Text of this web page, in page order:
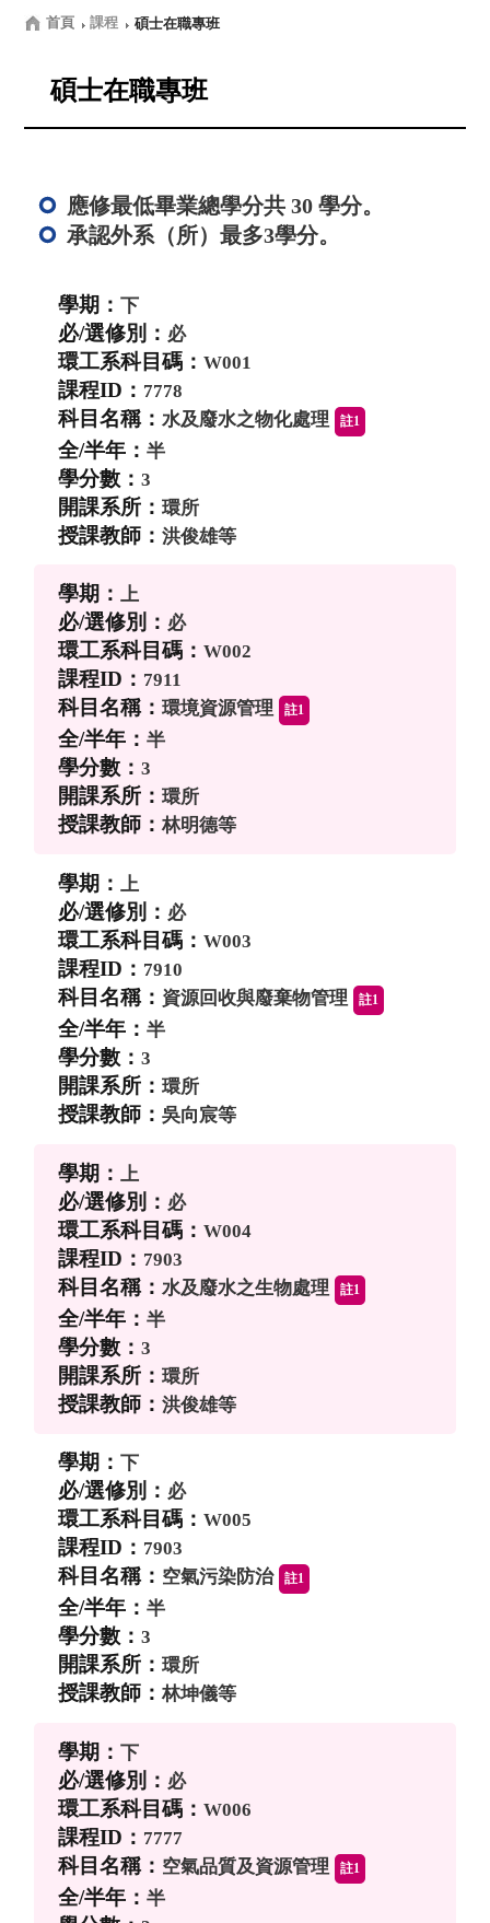
首頁 課程 碩士在職專班
碩士在職專班
應修最低畢業總學分共 30 學分。
承認外系（所）最多3學分。
下
必
W001
7778
水及廢水之物化處理
註1
半
3
環所
洪俊雄等
上
必
W002
7911
環境資源管理
註1
半
3
環所
林明德等
上
必
W003
7910
資源回收與廢棄物管理
註1
半
3
環所
吳向宸等
上
必
W004
7903
水及廢水之生物處理
註1
半
3
環所
洪俊雄等
下
必
W005
7903
空氣污染防治
註1
半
3
環所
林坤儀等
下
必
W006
7777
空氣品質及資源管理
註1
半